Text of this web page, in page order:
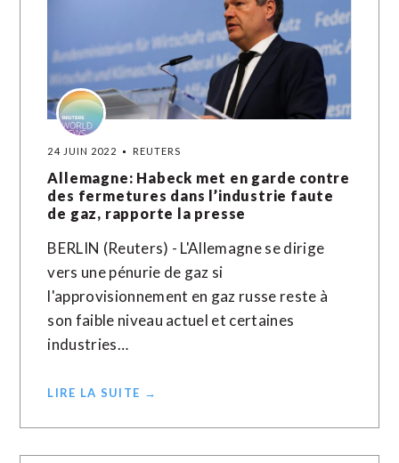
24 JUIN 2022 REUTERS
Allemagne: Habeck met en garde contre
des fermetures dans l’industrie faute
de gaz, rapporte la presse
BERLIN (Reuters) - L'Allemagne se dirige
vers une pénurie de gaz si
l'approvisionnement en gaz russe reste à
son faible niveau actuel et certaines
industries…
LIRE LA SUITE →